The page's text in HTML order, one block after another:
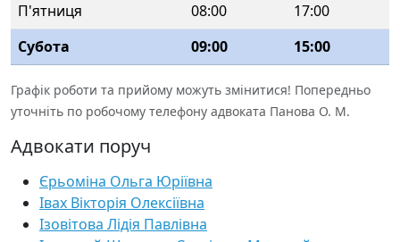
П'ятниця
08:00
17:00
Субота
09:00 15:00
Графік роботи та прийому можуть змінитися! Попередньо
уточніть по робочому телефону адвоката Панова О. М.
Адвокати поруч
Єрьоміна Ольга Юріївна
Івах Вікторія Олексіївна
Ізовітова Лідія Павлівна